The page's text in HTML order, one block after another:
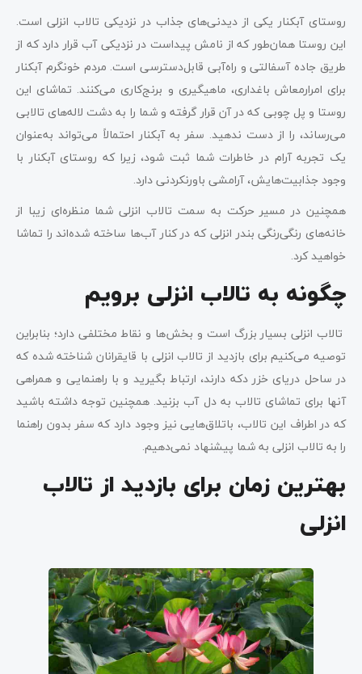
روستای آبکنار یکی از دیدنی‌های جذاب در نزدیکی تالاب انزلی است.
این روستا همان‌طور که از نامش پیداست در نزدیکی آب قرار دارد که از
طریق جاده آسفالتی و راه‌آبی قابل‌دسترسی است. مردم خونگرم آبکنار
برای امرارمعاش باغداری، ماهیگیری و برنج‌کاری می‌کنند. تماشای این
روستا و پل چوبی که در آن قرار گرفته و شما را به دشت لاله‌های تالابی
می‌رساند، را از دست ندهید. سفر به آبکنار احتمالاً می‌تواند به‌عنوان
یک تجربه آرام در خاطرات شما ثبت شود، زیرا که روستای آبکنار با
وجود جذابیت‌هایش، آرامشی باورنکردنی دارد.
همچنین در مسیر حرکت به سمت تالاب انزلی شما منظره‌ای زیبا از
خانه‌های رنگی‌رنگی بندر انزلی که در کنار آب‌ها ساخته شده‌اند را تماشا
خواهید کرد.
چگونه به تالاب انزلی برویم
تالاب انزلی بسیار بزرگ است و بخش‌ها و نقاط مختلفی دارد؛ بنابراین
توصیه می‌کنیم برای بازدید از تالاب انزلی با قایقرانان شناخته شده که
در ساحل دریای خزر دکه دارند، ارتباط بگیرید و با راهنمایی و همراهی
آنها برای تماشای تالاب به دل آب بزنید. همچنین توجه داشته باشید
که در اطراف این تالاب، باتلاق‌هایی نیز وجود دارد که سفر بدون راهنما
را به تالاب انزلی به شما پیشنهاد نمی‌دهیم.
بهترین زمان برای بازدید از تالاب
انزلی